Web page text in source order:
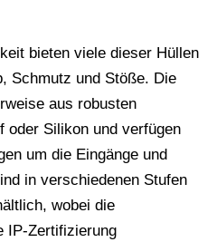
bieten viele dieser Hüllen
Schmutz und Stöße. Die
aus robusten
oder Silikon und verfügen
um die Eingänge und
in verschiedenen Stufen
wobei die
IP-Zertifizierung